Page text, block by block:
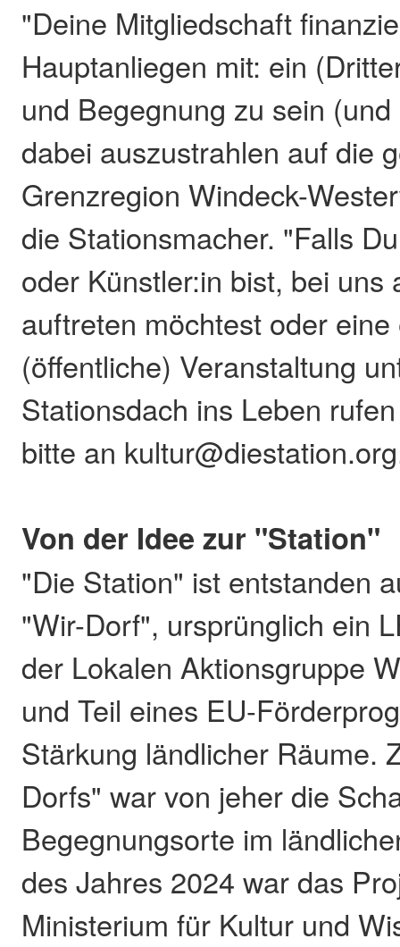
"Deine Mitgliedschaft
Hauptanliegen mit: ein
und Begegnung zu sein
dabei auszustrahlen auf die
Grenzregion Windeck-
die Stationsmacher. "Falls
oder Künstler:in bist, bei uns
auftreten möchtest oder eine
(öffentliche) Veranstaltung
Stationsdach ins Leben
bitte an
Von der Idee zur "Station"
"Die Station" ist entstanden
"Wir-Dorf", ursprünglich ein
der Lokalen Aktionsgruppe
und Teil eines EU-
Stärkung ländlicher Räume.
Dorfs" war von jeher die
Begegnungsorte im
des Jahres 2024 war das
Ministerium für Kultur und